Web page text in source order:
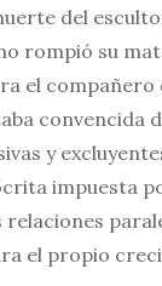
del
rompió su
el compañero
convencida
y
impuesta
relaciones
el propio